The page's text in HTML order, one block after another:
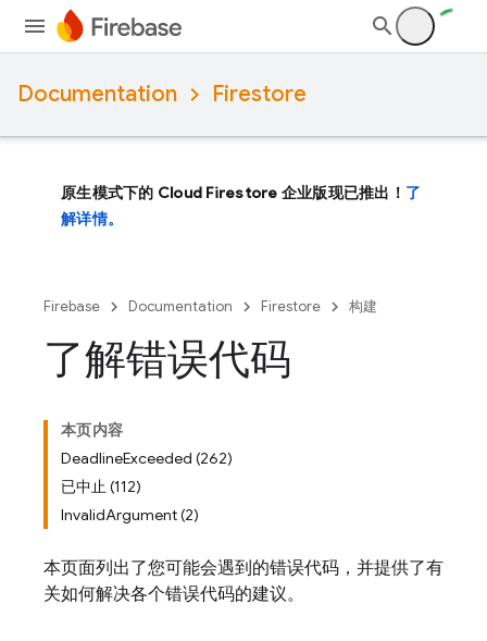
Documentation Firestore
原生模式下的 Cloud Firestore 企业版现已推出！ 了
解详情。
Firebase Documentation Firestore 构建
了解错误代码
本页内容
DeadlineExceeded (262)
已中止 (112)
InvalidArgument (2)
本页面列出了您可能会遇到的错误代码，并提供了有
关如何解决各个错误代码的建议。